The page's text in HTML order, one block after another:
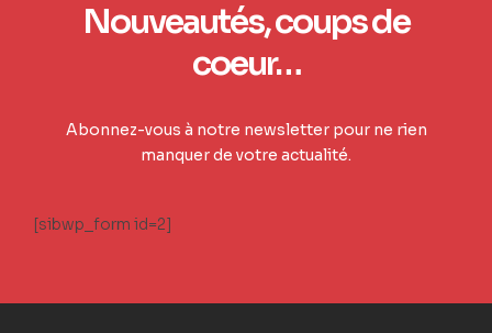
Nouveautés, coups de
coeur…
Abonnez-vous à notre newsletter pour ne rien
manquer de votre actualité.
[sibwp_form id=2]